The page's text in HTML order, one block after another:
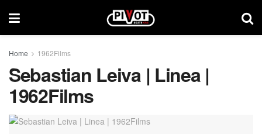
Home 1962Films
Sebastian Leiva | Linea |
1962Films